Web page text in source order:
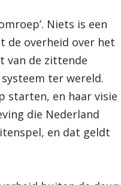
Niets is een
de overheid over het
van de zittende
ter wereld.
starten, en haar visie
die Nederland
en dat geldt